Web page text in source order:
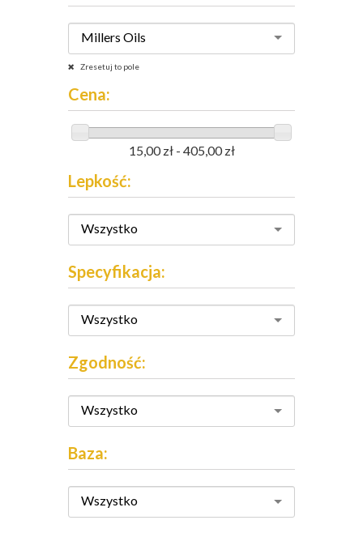
Millers Oils
Zresetuj to pole
Cena:
15,00 zł - 405,00 zł
Lepkość:
Wszystko
Specyfikacja:
Wszystko
Zgodność:
Wszystko
Baza:
Wszystko